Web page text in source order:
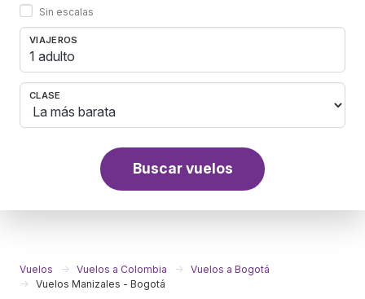
Sin escalas
VIAJEROS
1 adulto
CLASE
Buscar vuelos
Vuelos Vuelos a Colombia
Vuelos a Bogotá
Vuelos Manizales - Bogotá